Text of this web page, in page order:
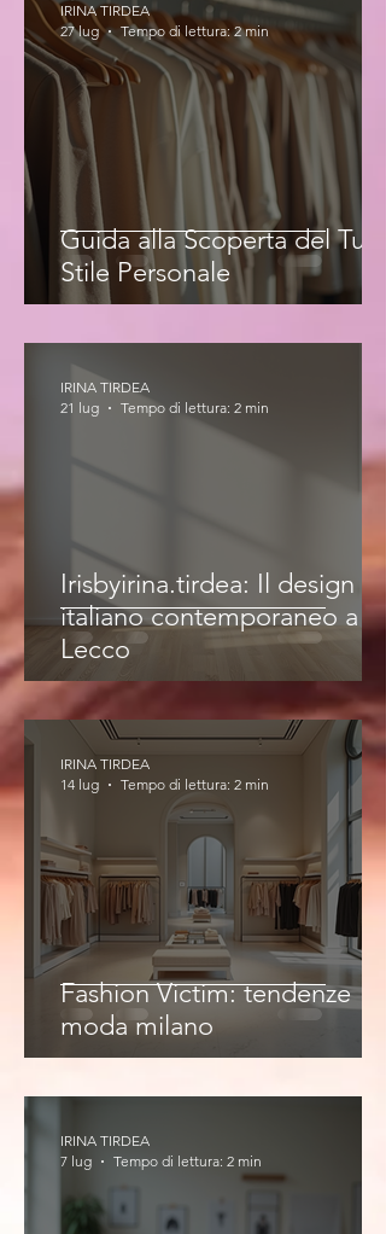
Guida alla Scoperta del Tuo
Stile Personale
IRINA TIRDEA
27 lug
Tempo di lettura: 2 min
Irisbyirina.tirdea: Il design
italiano contemporaneo a
Lecco
IRINA TIRDEA
21 lug
Tempo di lettura: 2 min
Fashion Victim: tendenze
moda milano
IRINA TIRDEA
14 lug
Tempo di lettura: 2 min
IRINA TIRDEA
7 lug
Tempo di lettura: 2 min